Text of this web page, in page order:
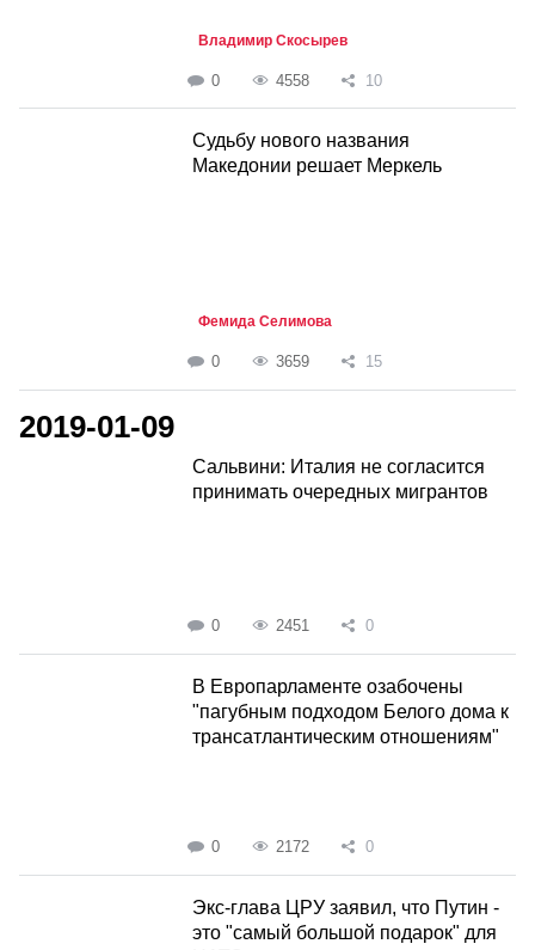
Владимир Скосырев
0 4558 10
Судьбу нового названия
Македонии решает Меркель
Фемида Селимова
0 3659 15
2019-01-09
Сальвини: Италия не согласится
принимать очередных мигрантов
0 2451 0
В Европарламенте озабочены
"пагубным подходом Белого дома к
трансатлантическим отношениям"
0 2172 0
Экс-глава ЦРУ заявил, что Путин -
это "самый большой подарок" для